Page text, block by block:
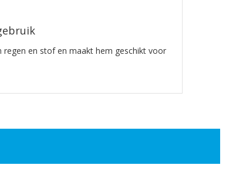
regen en stof en maakt hem geschikt voor